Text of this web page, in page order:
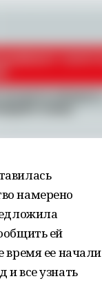
намерено
ей
время ее начали
все узнать